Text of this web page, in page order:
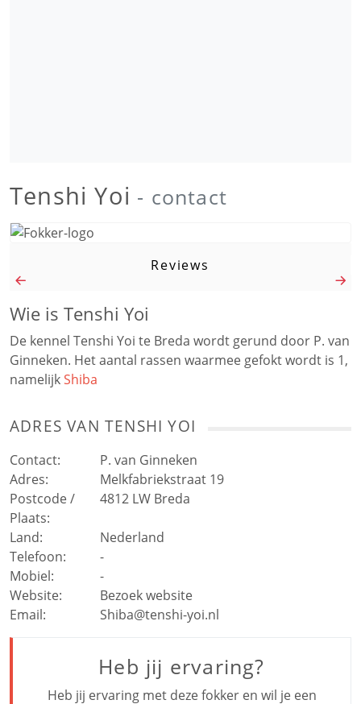
Tenshi Yoi - contact
Reviews
Wie is Tenshi Yoi
De kennel Tenshi Yoi te Breda wordt gerund door P. van
Ginneken. Het aantal rassen waarmee gefokt wordt is 1,
namelijkShiba
ADRES VAN TENSHI YOI
Contact:
P. van Ginneken
Adres:
Melkfabriekstraat 19
Postcode /
Plaats:
4812 LW Breda
Land:
Nederland
Telefoon:
-
Mobiel:
-
Website:
Bezoek website
Email:
Shiba@tenshi-yoi.nl
Heb jij ervaring?
Heb jij ervaring met deze fokker en wil je een